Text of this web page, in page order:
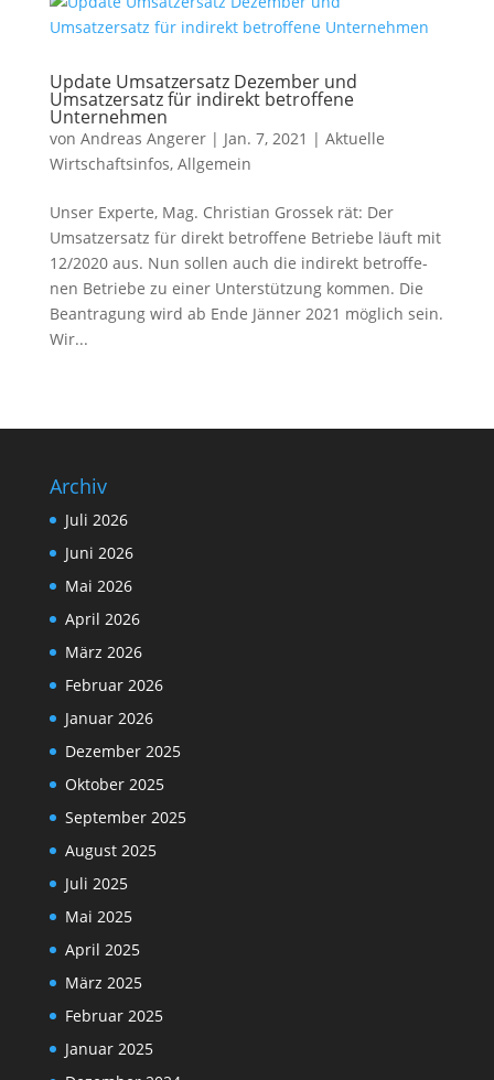
Update Umsatzersatz Dezember und
Umsatzersatz für indi­rekt betrof­fe­ne
Unternehmen
von Andreas Angerer| Jan. 7, 2021 | Aktuelle
Wirtschaftsinfos, Allgemein
Unser Experte, Mag. Christian Grossek rät: Der
Umsatzersatz für direkt betrof­fe­ne Betriebe läuft mit
12/2020 aus. Nun sol­len auch die indi­rekt betrof­fe­
nen Betriebe zu einer Unterstützung kom­men. Die
Beantragung wird ab Ende Jänner 2021 mög­lich sein.
Wir...
Archiv
Juli 2026
Juni 2026
Mai 2026
April 2026
März 2026
Februar 2026
Januar 2026
Dezember 2025
Oktober 2025
September 2025
August 2025
Juli 2025
Mai 2025
April 2025
März 2025
Februar 2025
Januar 2025